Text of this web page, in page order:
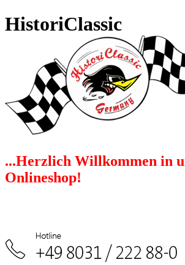
HistoriClassic
...Herzlich Willkommen in
Onlineshop!